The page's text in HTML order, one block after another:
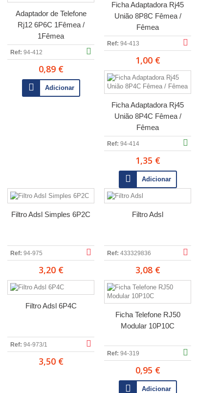
Adaptador de Telefone
Rj12 6P6C 1Fêmea /
1Fêmea
Ref: 94-412
0,89 €
Adicionar
Ficha Adaptadora Rj45
União 8P8C Fêmea /
Fêmea
Ref: 94-413
1,00 €
Ficha Adaptadora Rj45
União 8P4C Fêmea /
Fêmea
Ref: 94-414
1,35 €
Adicionar
Filtro Adsl Simples 6P2C
Ref: 94-975
3,20 €
Filtro Adsl
Ref: 433329836
3,08 €
Filtro Adsl 6P4C
Ref: 94-973/1
3,50 €
Ficha Telefone RJ50
Modular 10P10C
Ref: 94-319
0,95 €
Adicionar